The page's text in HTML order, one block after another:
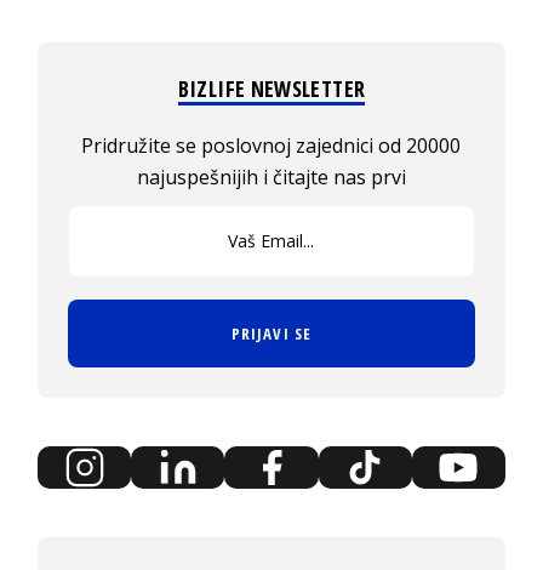
BIZLIFE NEWSLETTER
Pridružite se poslovnoj zajednici od 20000
najuspešnijih i čitajte nas prvi
PRIJAVI SE